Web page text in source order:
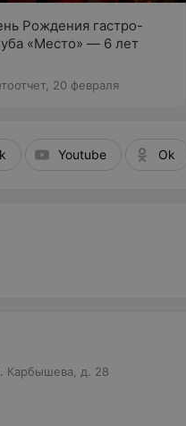
Рождения гастро-
«Место» — 6 лет
20 февраля
Youtube Ok
Карбышева, д. 28